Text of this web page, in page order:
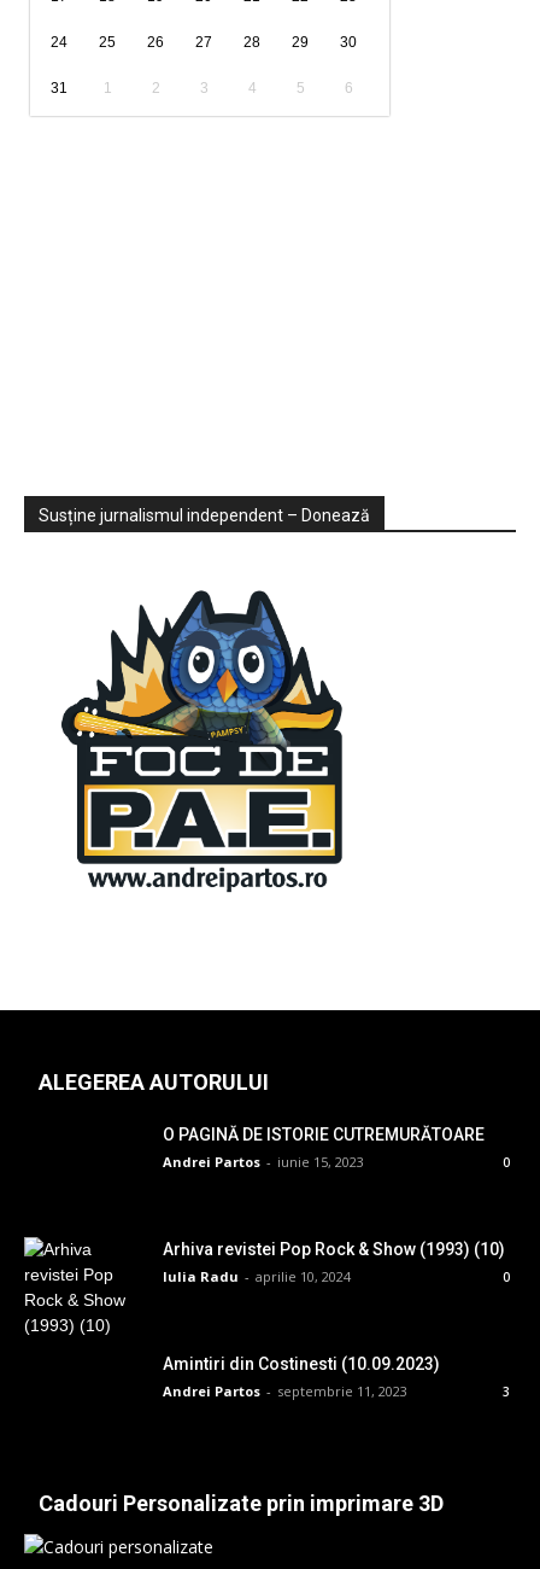
24 25 26 27 28 29 30
31 1 2 3 4 5 6
Sondaje
Video
Susține jurnalismul independent – Donează
ALEGEREA AUTORULUI
O PAGINĂ DE ISTORIE CUTREMURĂTOARE
Andrei Partos - iunie 15, 2023 0
Arhiva revistei Pop Rock & Show (1993) (10)
Iulia Radu - aprilie 10, 2024 0
Amintiri din Costinesti (10.09.2023)
Andrei Partos - septembrie 11, 2023 3
Cadouri Personalizate prin imprimare 3D